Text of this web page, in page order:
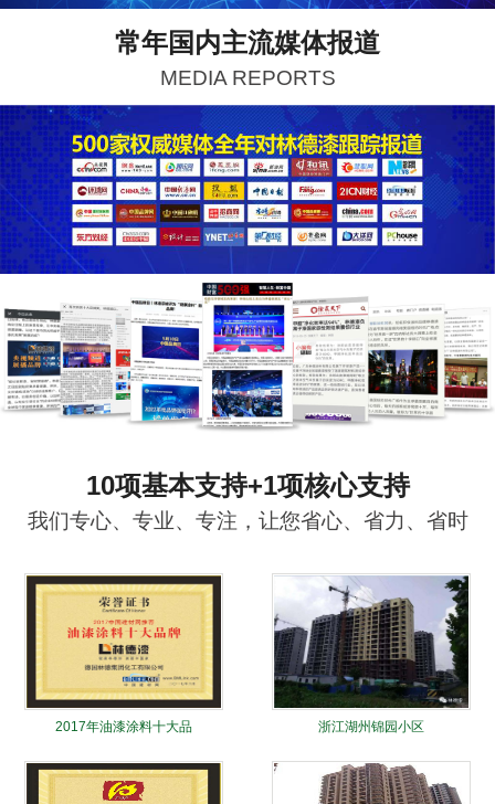
常年国内主流媒体报道
MEDIA REPORTS
10项基本支持+1项核心支持
我们专心、专业、专注，让您省心、省力、省时
2017年油漆涂料十大品
牌
浙江湖州锦园小区